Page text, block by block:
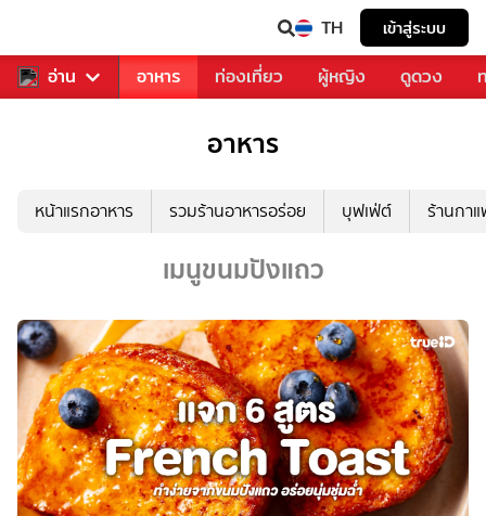
TH เข้าสู่ระบบ
อ่าน
รวงการเพลง อาหาร ท่องเที่ยว ผู้หญิง ดูดวง
อาหาร
หน้าแรกอาหาร รวมร้านอาหารอร่อย บุฟเฟ่ต์ ร้านกา
เมนูขนมปังแถว